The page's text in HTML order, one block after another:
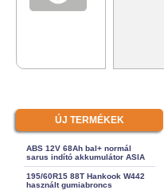
ÚJ TERMÉKEK
ABS 12V 68Ah bal+ normál
sarus indító akkumulátor ASIA
195/60R15 88T Hankook W442
használt gumiabroncs